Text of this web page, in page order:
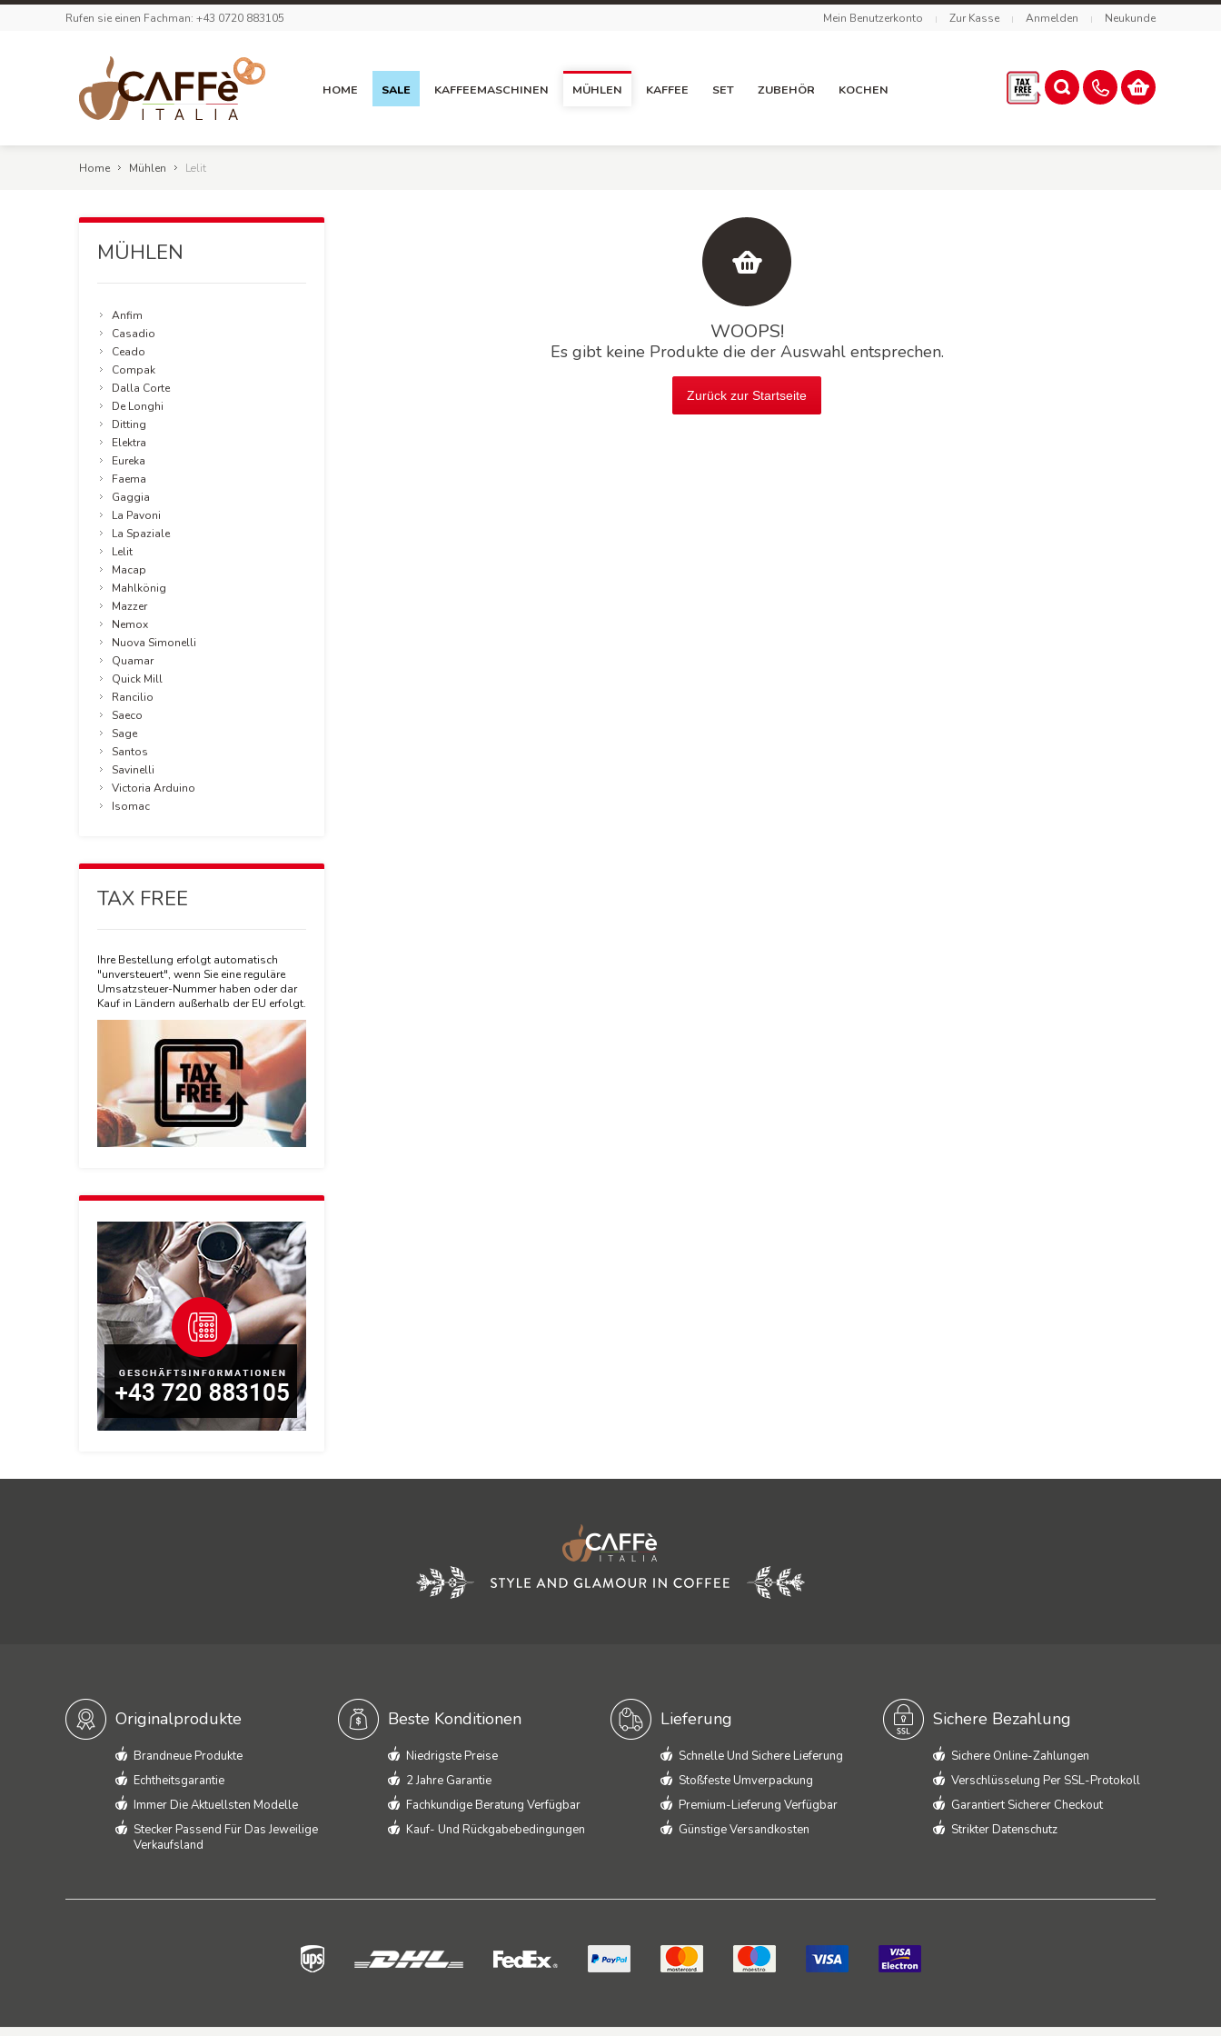
Rufen sie einen Fachman: +43 0720 883105 Mein Benutzerkonto Zur Kasse Anmelden Neukunde
HOME SALE KAFFEEMASCHINEN MÜHLEN KAFFEE SET ZUBEHÖR KOCHEN
Home Mühlen Lelit
WOOPS!
Es gibt keine Produkte die der Auswahl entsprechen.
Zurück zur Startseite
MÜHLEN
Anfim
Casadio
Ceado
Compak
Dalla Corte
De Longhi
Ditting
Elektra
Eureka
Faema
Gaggia
La Pavoni
La Spaziale
Lelit
Macap
Mahlkönig
Mazzer
Nemox
Nuova Simonelli
Quamar
Quick Mill
Rancilio
Saeco
Sage
Santos
Savinelli
Victoria Arduino
Isomac
TAX FREE
Ihre Bestellung erfolgt automatisch
"unversteuert", wenn Sie eine reguläre
Umsatzsteuer-Nummer haben oder dar
Kauf in Ländern außerhalb der EU erfolgt.
Originalprodukte
Brandneue Produkte
Echtheitsgarantie
Immer Die Aktuellsten Modelle
Stecker Passend Für Das Jeweilige
Verkaufsland
Beste Konditionen
Niedrigste Preise
2 Jahre Garantie
Fachkundige Beratung Verfügbar
Kauf- Und Rückgabebedingungen
Lieferung
Schnelle Und Sichere Lieferung
Stoßfeste Umverpackung
Premium-Lieferung Verfügbar
Günstige Versandkosten
Sichere Bezahlung
Sichere Online-Zahlungen
Verschlüsselung Per SSL-Protokoll
Garantiert Sicherer Checkout
Strikter Datenschutz